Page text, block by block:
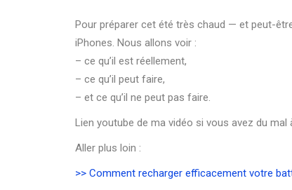
Pour préparer cet été très chaud — et peut-
iPhones. Nous allons voir :
– ce qu’il est réellement,
– ce qu’il peut faire,
– et ce qu’il ne peut pas faire.
Lien youtube de ma vidéo si vous avez du mal
Aller plus loin :
>> Comment recharger efficacement votre